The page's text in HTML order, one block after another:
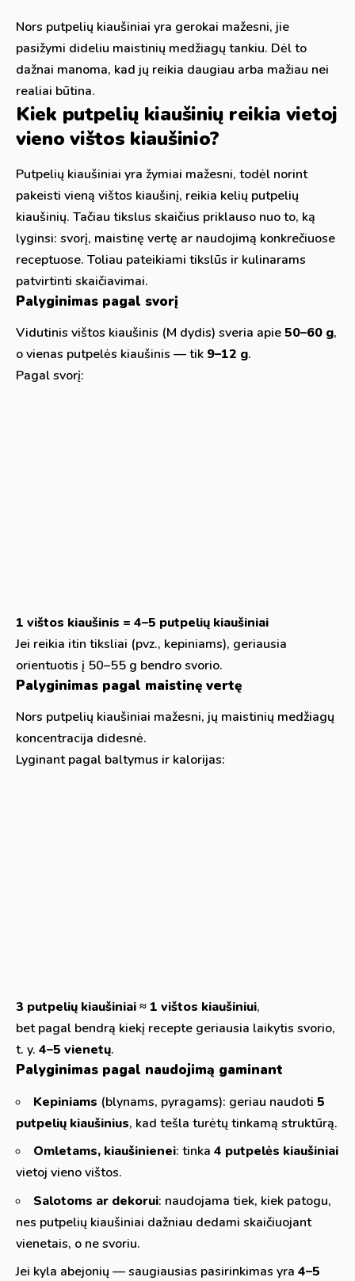
Nors putpelių kiaušiniai yra gerokai mažesni, jie
pasižymi dideliu maistinių medžiagų tankiu. Dėl to
dažnai manoma, kad jų reikia daugiau arba mažiau nei
realiai būtina.
Kiek putpelių kiaušinių reikia vietoj
vieno vištos kiaušinio?
Putpelių kiaušiniai yra žymiai mažesni, todėl norint
pakeisti vieną vištos kiaušinį, reikia kelių putpelių
kiaušinių. Tačiau tikslus skaičius priklauso nuo to, ką
lyginsi: svorį, maistinę vertę ar naudojimą konkrečiuose
receptuose. Toliau pateikiami tikslūs ir kulinarams
patvirtinti skaičiavimai.
Palyginimas pagal svorį
Vidutinis vištos kiaušinis (M dydis) sveria apie50–60 g,
o vienas putpelės kiaušinis — tik 9–12 g.
Pagal svorį:
1 vištos kiaušinis = 4–5 putpelių kiaušiniai
Jei reikia itin tiksliai (pvz., kepiniams), geriausia
orientuotis į 50–55 g bendro svorio.
Palyginimas pagal maistinę vertę
Nors putpelių kiaušiniai mažesni, jų maistinių medžiagų
koncentracija didesnė.
Lyginant pagal baltymus ir kalorijas:
3 putpelių kiaušiniai ≈ 1 vištos kiaušiniui,
bet pagal bendrą kiekį recepte geriausia laikytis svorio,
t. y. 4–5 vienetų.
Palyginimas pagal naudojimą gaminant
Kepiniams (blynams, pyragams): geriau naudoti 5
putpelių kiaušinius, kad tešla turėtų tinkamą struktūrą.
Omletams, kiaušinienei: tinka 4 putpelės kiaušiniai
vietoj vieno vištos.
Salotoms ar dekorui: naudojama tiek, kiek patogu,
nes putpelių kiaušiniai dažniau dedami skaičiuojant
vienetais, o ne svoriu.
Jei kyla abejonių — saugiausias pasirinkimas yra 4–5